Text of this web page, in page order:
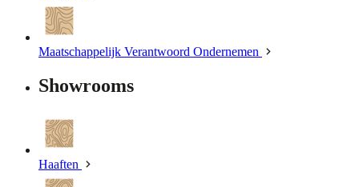
Maatschappelijk Verantwoord Ondernemen
Showrooms
Haaften